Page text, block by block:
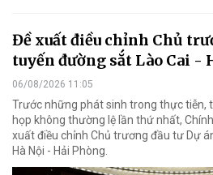
Đề xuất điều chỉnh Chủ
tuyến đường sắt Lào Cai -
06/08/2026 11:05
Trước những phát sinh trong thực tiễn,
họp không thường lệ lần thứ nhất,
xuất điều chỉnh Chủ trương đầu tư Dự
Hà Nội - Hải Phòng.